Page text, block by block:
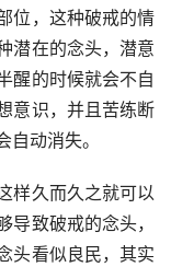
位，这种破戒的情
潜在的念头，潜意
醒的时候就会不自
意识，并且苦练断
动消失。
样久而久之就可以
致破戒的念头，
头看似良民，其实